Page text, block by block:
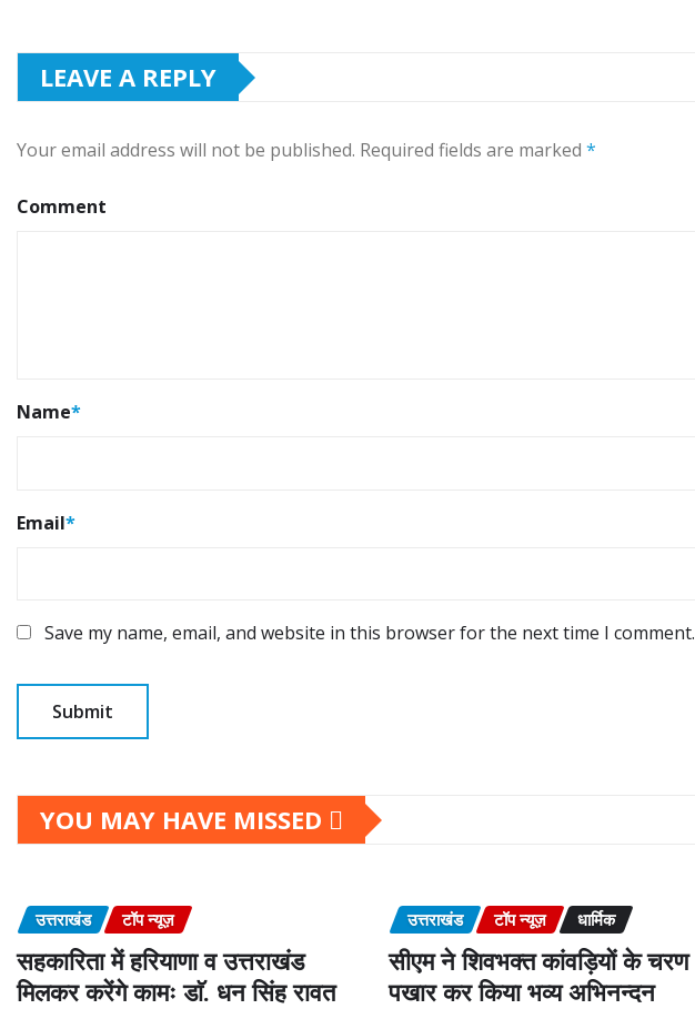
LEAVE A REPLY
Your email address will not be published. Required fields are marked *
Comment
Name*
Email*
Save my name, email, and website in this browser for the next time I comment.
YOU MAY HAVE MISSED
उत्तराखंड टॉप न्यूज़
सहकारिता में हरियाणा व उत्तराखंड
मिलकर करेंगे कामः डाॅ. धन सिंह रावत
उत्तराखंड टॉप न्यूज़ धार्मिक
सीएम ने शिवभक्त कांवड़ियों के चरण
पखार कर किया भव्य अभिनन्दन